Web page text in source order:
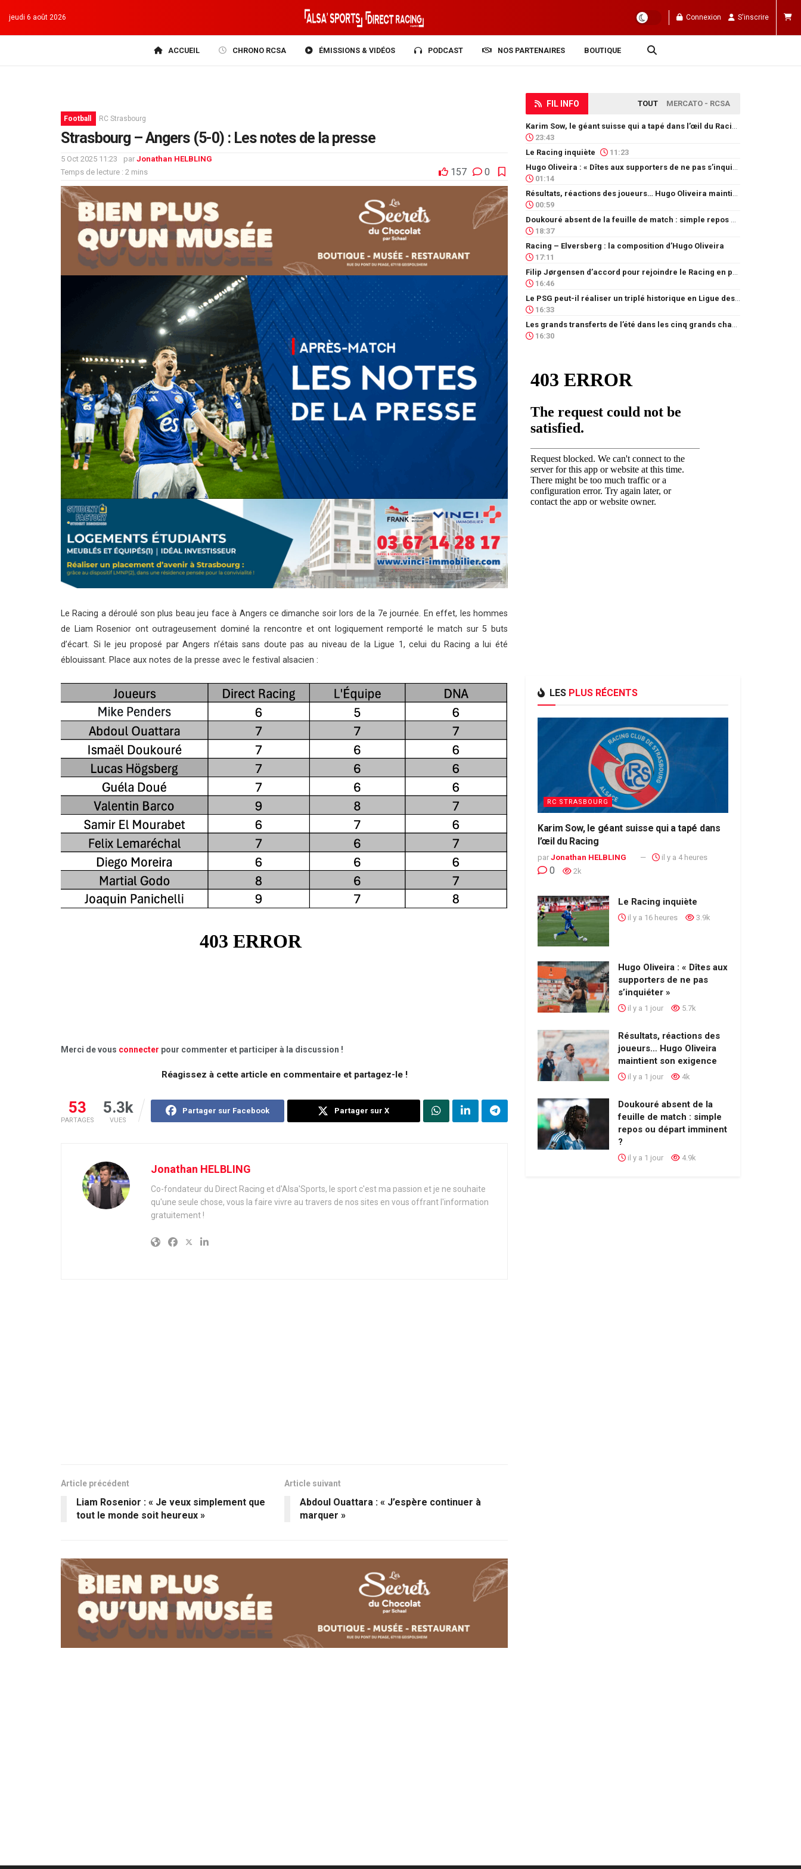
jeudi 6 août 2026 Connexion S'inscrire
ACCUEIL CHRONO RCSA ÉMISSIONS & VIDÉOS PODCAST NOS PARTENAIRES BOUTIQUE
Football RC Strasbourg
Strasbourg – Angers (5-0) : Les notes de la presse
5 Oct 2025 11:23 par Jonathan HELBLING
Temps de lecture : 2 mins
157 0
Le Racing a déroulé son plus beau jeu face à Angers ce dimanche soir lors de la 7e journée. En effet, les hommes
de Liam Rosenior ont outrageusement dominé la rencontre et ont logiquement remporté le match sur 5 buts
d’écart. Si le jeu proposé par Angers n’étais sans doute pas au niveau de la Ligue 1, celui du Racing a lui été
éblouissant. Place aux notes de la presse avec le festival alsacien :
Merci de vous connecter pour commenter et participer à la discussion !
Réagissez à cette article en commentaire et partagez-le !
53
PARTAGES
5.3k
VUES
Partager sur Facebook Partager sur X
Jonathan HELBLING
Co-fondateur du Direct Racing et d'Alsa'Sports, le sport c'est ma passion et je ne souhaite
qu'une seule chose, vous la faire vivre au travers de nos sites en vous offrant l'information
gratuitement !
Article précédent
Liam Rosenior : « Je veux simplement que
tout le monde soit heureux »
Article suivant
Abdoul Ouattara : « J’espère continuer à
marquer »
FIL INFO TOUT MERCATO - RCSA
23:43
Le Racing inquiète
11:23
01:14
00:59
18:37
Racing – Elversberg : la composition d’Hugo Oliveira
17:11
16:46
16:33
16:30
LES PLUS RÉCENTS
RC STRASBOURG
Karim Sow, le géant suisse qui a tapé dans
l’œil du Racing
par Jonathan HELBLING il y a 4 heures
0 2k
Le Racing inquiète
il y a 16 heures 3.9k
Hugo Oliveira : « Dîtes aux
supporters de ne pas
s’inquiéter »
il y a 1 jour 5.7k
Résultats, réactions des
joueurs… Hugo Oliveira
maintient son exigence
il y a 1 jour 4k
Doukouré absent de la
feuille de match : simple
repos ou départ imminent
?
il y a 1 jour 4.9k